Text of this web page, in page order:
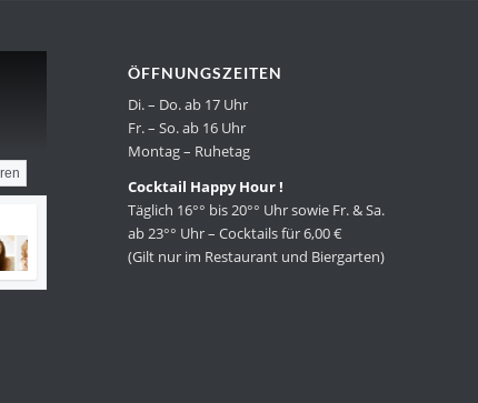
ÖFFNUNGSZEITEN
Di. – Do. ab 17 Uhr
Fr. – So. ab 16 Uhr
Montag – Ruhetag
Cocktail Happy Hour !
Täglich 16°° bis 20°° Uhr sowie Fr. & Sa.
ab 23°° Uhr – Cocktails für 6,00 €
(Gilt nur im Restaurant und Biergarten)